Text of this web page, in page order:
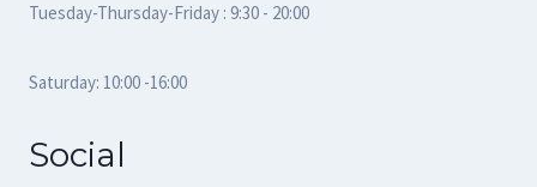
Tuesday-Thursday-Friday : 9:30 - 20:00
Saturday: 10:00 -16:00
Social